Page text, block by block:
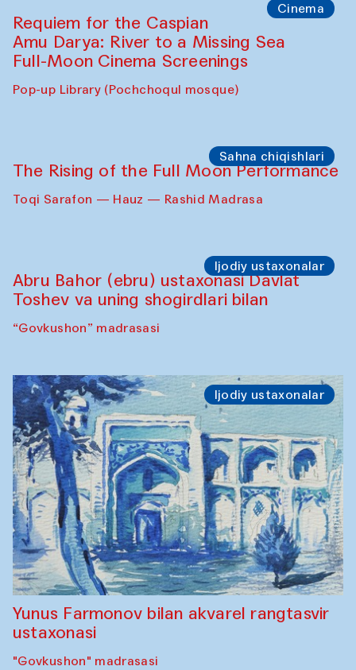
Cinema
Requiem for the Caspian
Amu Darya: River to a Missing Sea
Full-Moon Cinema Screenings
Pop-up Library (Pochchoqul mosque)
Sahna chiqishlari
The Rising of the Full Moon Performance
Toqi Sarafon — Hauz — Rashid Madrasa
Ijodiy ustaxonalar
Abru Bahor (ebru) ustaxonasi Davlat
Toshev va uning shogirdlari bilan
“Govkushon” madrasasi
Ijodiy ustaxonalar
Yunus Farmonov bilan akvarel rangtasvir
ustaxonasi
"Govkushon" madrasasi